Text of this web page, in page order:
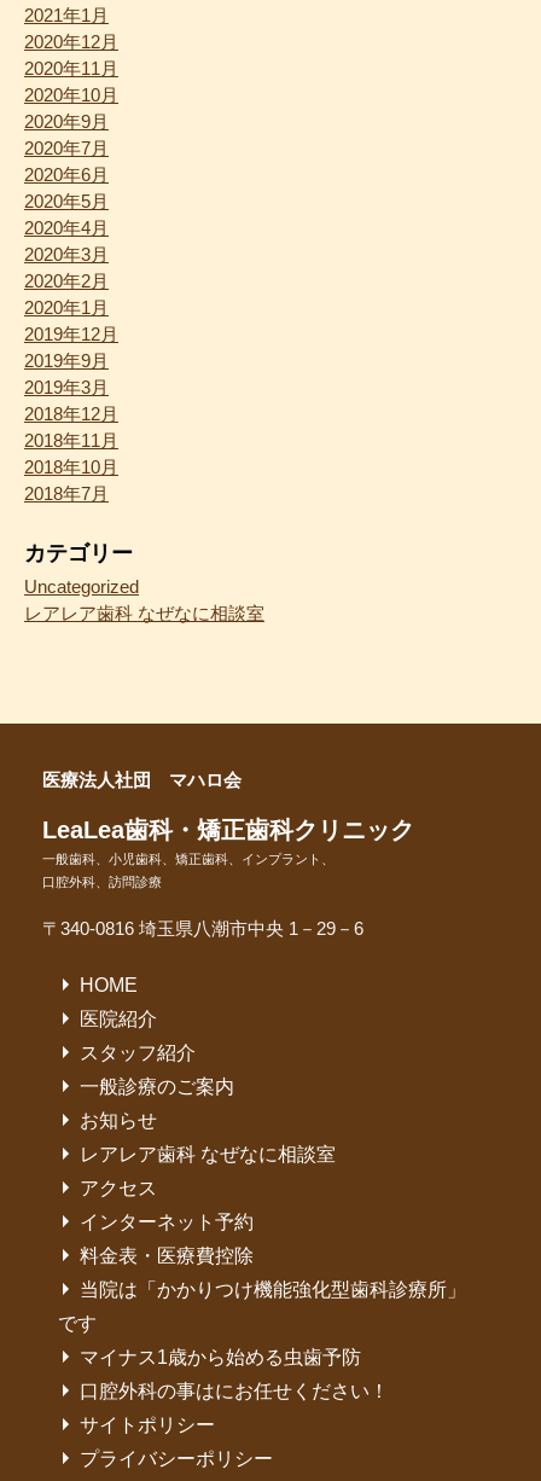
2021年1月
2020年12月
2020年11月
2020年10月
2020年9月
2020年7月
2020年6月
2020年5月
2020年4月
2020年3月
2020年2月
2020年1月
2019年12月
2019年9月
2019年3月
2018年12月
2018年11月
2018年10月
2018年7月
カテゴリー
Uncategorized
レアレア歯科 なぜなに相談室
医療法人社団 マハロ会
LeaLea歯科・矯正歯科クリニック
一般歯科、小児歯科、矯正歯科、インプラント、
口腔外科、訪問診療
〒340-0816 埼玉県八潮市中央 1－29－6
HOME
医院紹介
スタッフ紹介
一般診療のご案内
お知らせ
レアレア歯科 なぜなに相談室
アクセス
インターネット予約
料金表・医療費控除
当院は「かかりつけ機能強化型歯科診療所」
です
マイナス1歳から始める虫歯予防
口腔外科の事はにお任せください！
サイトポリシー
プライバシーポリシー